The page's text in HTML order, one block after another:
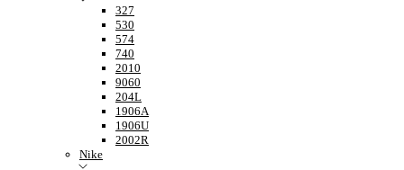
327
530
574
740
2010
9060
204L
1906A
1906U
2002R
Nike